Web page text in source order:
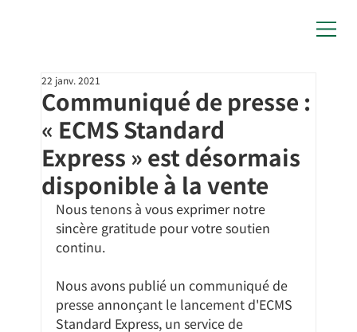
Communiqué de presse :
« ECMS Standard
Express » est désormais
disponible à la vente
22 janv. 2021
Nous tenons à vous exprimer notre
sincère gratitude pour votre soutien
continu.
Nous avons publié un communiqué de
presse annonçant le lancement d'ECMS
Standard Express, un service de